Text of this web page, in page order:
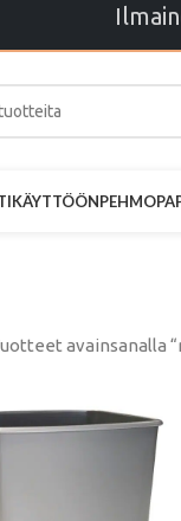
avainsanalla